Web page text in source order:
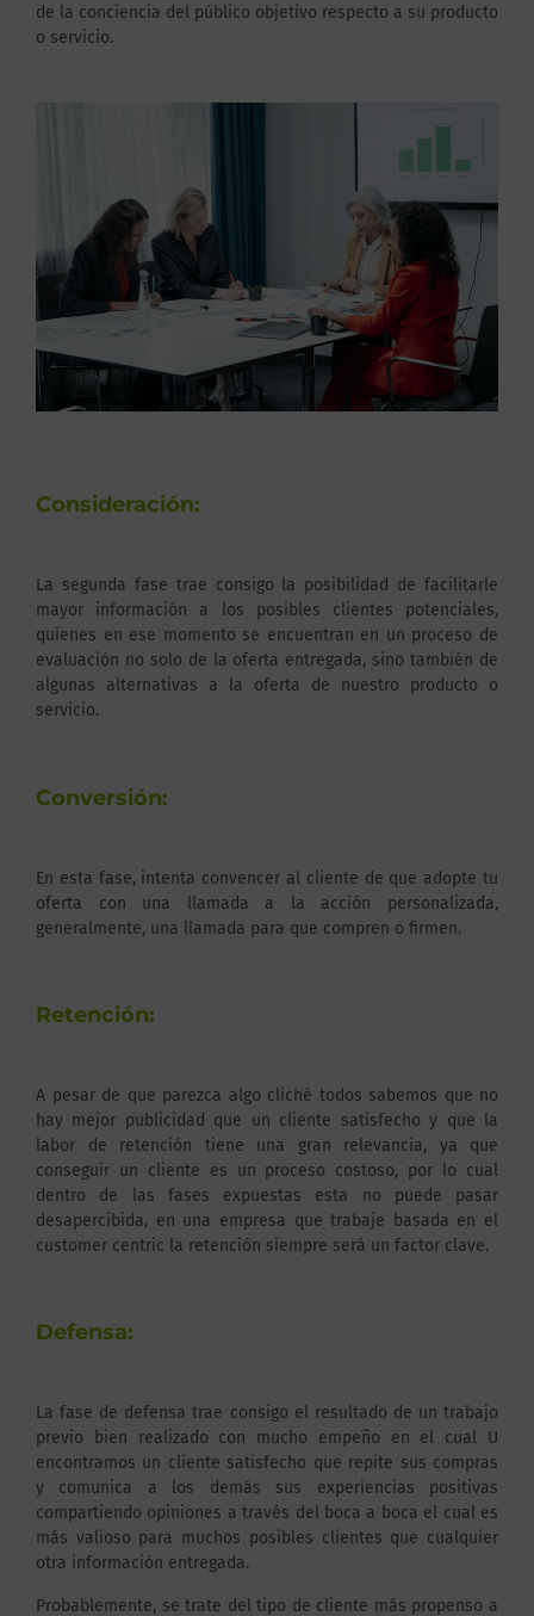
de la conciencia del público objetivo respecto a su producto
o servicio.
Consideración:
La segunda fase trae consigo la posibilidad de facilitarle
mayor información a los posibles clientes potenciales,
quienes en ese momento se encuentran en un proceso de
evaluación no solo de la oferta entregada, sino también de
algunas alternativas a la oferta de nuestro producto o
servicio.
Conversión:
En esta fase, intenta convencer al cliente de que adopte tu
oferta con una llamada a la acción personalizada,
generalmente, una llamada para que compren o firmen.
Retención:
A pesar de que parezca algo cliché todos sabemos que no
hay mejor publicidad que un cliente satisfecho y que la
labor de retención tiene una gran relevancia, ya que
conseguir un cliente es un proceso costoso, por lo cual
dentro de las fases expuestas esta no puede pasar
desapercibida, en una empresa que trabaje basada en el
customer centric la retención siempre será un factor clave.
Defensa:
La fase de defensa trae consigo el resultado de un trabajo
previo bien realizado con mucho empeño en el cual U
encontramos un cliente satisfecho que repite sus compras
y comunica a los demás sus experiencias positivas
compartiendo opiniones a través del boca a boca el cual es
más valioso para muchos posibles clientes que cualquier
otra información entregada.
Probablemente, se trate del tipo de cliente más propenso a